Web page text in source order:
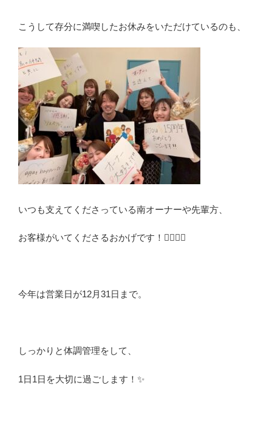
こうして存分に満喫したお休みをいただけているのも、
いつも支えてくださっている南オーナーや先輩方、
お客様がいてくださるおかげです！🙇‍♀️✨✨
今年は営業日が12月31日まで。
しっかりと体調管理をして、
1日1日を大切に過ごします！✨